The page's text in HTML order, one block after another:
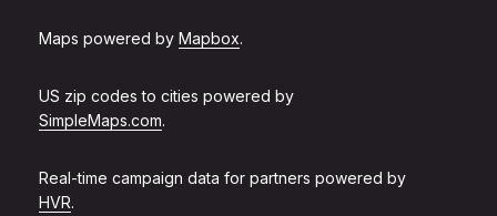
Maps powered by Mapbox.
US zip codes to cities powered by
SimpleMaps.com.
Real-time campaign data for partners powered by
HVR.